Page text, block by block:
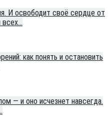
И освободит своё сердце от
всех…
как понять и остановить
— и оно исчезнет навсегда.